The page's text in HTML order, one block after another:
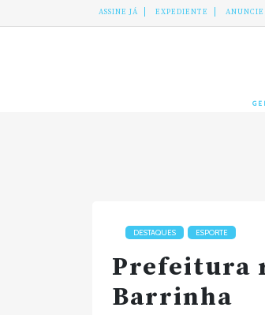
ASSINE JÁ EXPEDIENTE ANUNCIE
DESTAQUES ESPORTE
Prefeitura
Barrinha